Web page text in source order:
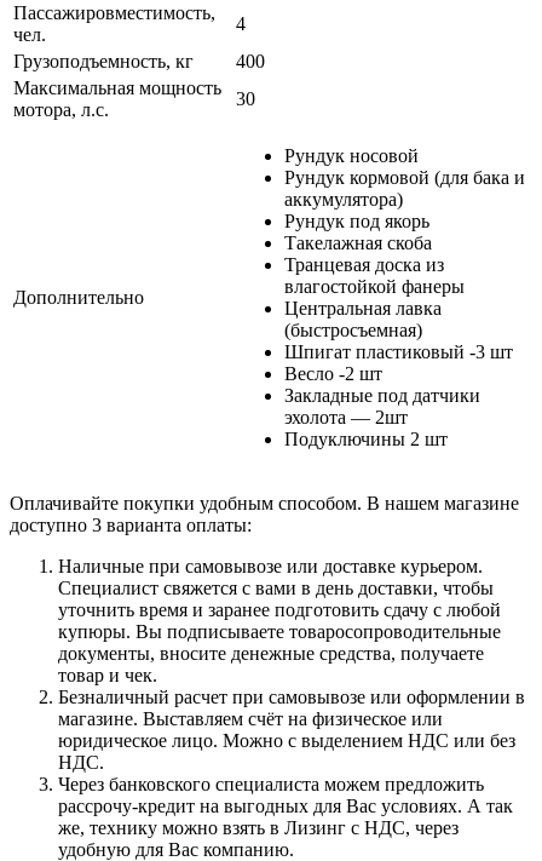
Пассажировместимость,
чел.
4
Грузоподъемность, кг
400
Максимальная мощность
мотора, л.с.
30
Дополнительно
Рундук носовой
Рундук кормовой (для бака и
аккумулятора)
Рундук под якорь
Такелажная скоба
Транцевая доска из
влагостойкой фанеры
Центральная лавка
(быстросъемная)
Шпигат пластиковый -3 шт
Весло -2 шт
Закладные под датчики
эхолота — 2шт
Подуключины 2 шт
Оплачивайте покупки удобным способом. В нашем магазине
доступно 3 варианта оплаты:
Наличные при самовывозе или доставке курьером.
Специалист свяжется с вами в день доставки, чтобы
уточнить время и заранее подготовить сдачу с любой
купюры. Вы подписываете товаросопроводительные
документы, вносите денежные средства, получаете
товар и чек.
Безналичный расчет при самовывозе или оформлении в
магазине. Выставляем счёт на физическое или
юридическое лицо. Можно с выделением НДС или без
НДС.
Через банковского специалиста можем предложить
рассрочу-кредит на выгодных для Вас условиях. А так
же, технику можно взять в Лизинг с НДС, через
удобную для Вас компанию.